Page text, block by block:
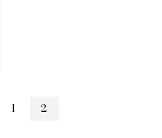
1 2